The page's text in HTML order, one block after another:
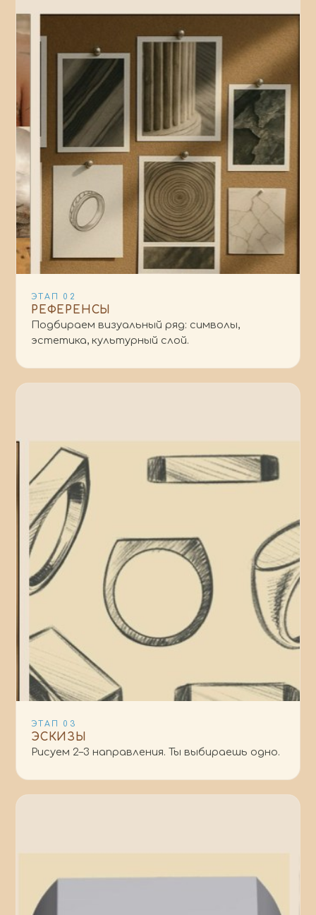
ЭТАП 02
РЕФЕРЕНСЫ
Подбираем визуальный ряд: символы,
эстетика, культурный слой.
ЭТАП 03
ЭСКИЗЫ
Рисуем 2–3 направления. Ты выбираешь одно.